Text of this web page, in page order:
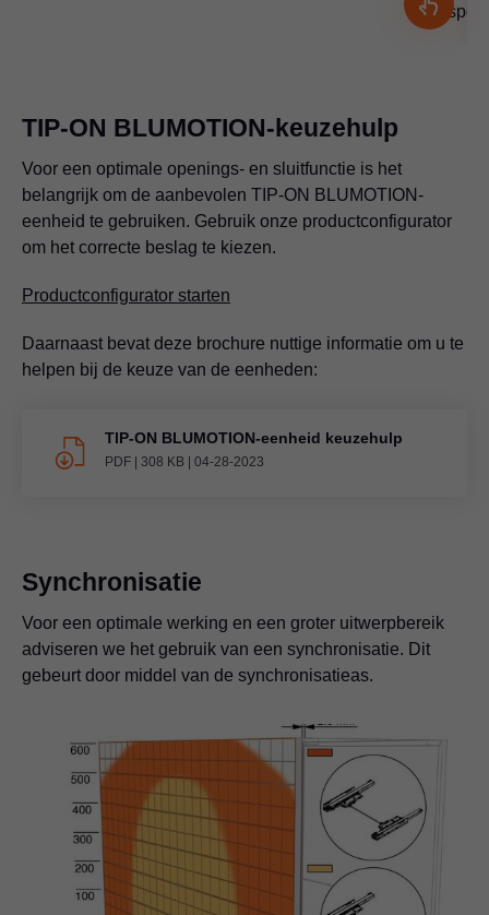
TIP-ON BLUMOTION-keuzehulp
Voor een optimale openings- en sluitfunctie is het
belangrijk om de aanbevolen TIP-ON BLUMOTION-
eenheid te gebruiken. Gebruik onze productconfigurator
om het correcte beslag te kiezen.
Productconfigurator starten
Daarnaast bevat deze brochure nuttige informatie om u te
helpen bij de keuze van de eenheden:
TIP-ON BLUMOTION-eenheid keuzehulp
PDF | 308 KB | 04-28-2023
Synchronisatie
Voor een optimale werking en een groter uitwerpbereik
adviseren we het gebruik van een synchronisatie. Dit
gebeurt door middel van de synchronisatieas.